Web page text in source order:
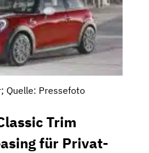
Quelle: Pressefoto
Trim
für Privat-